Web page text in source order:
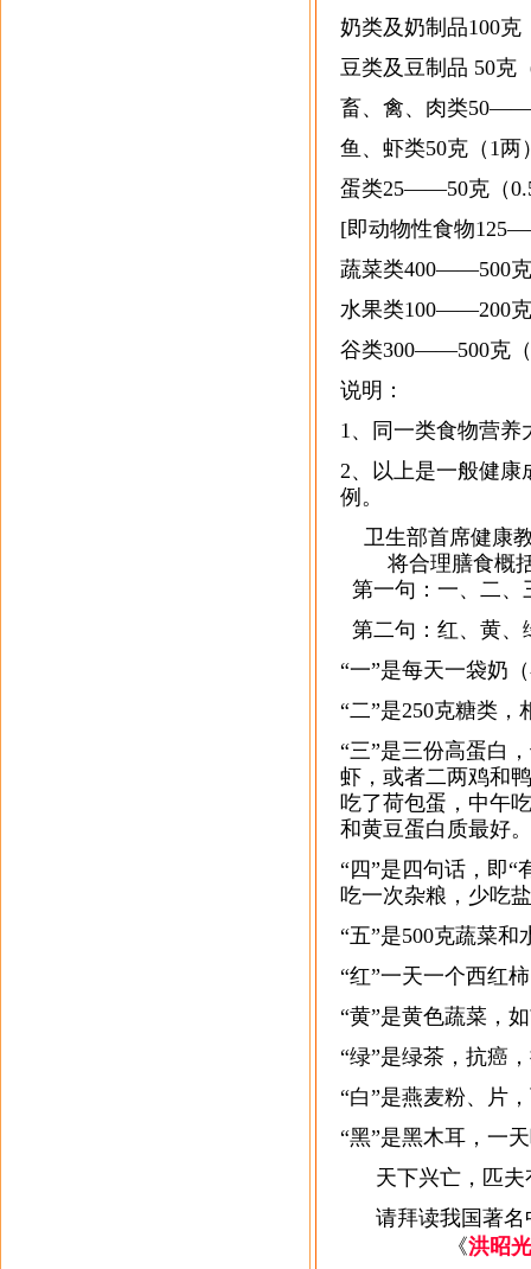
奶类及奶制品100克
豆类及豆制品 50克
畜、禽、肉类
鱼、虾类50克（1两
蛋类25——50克（
[即动物性食物
蔬菜类400——500
水果类100——200
谷类300——500克
说明：
1、同一类食物营
2、以上是一般健康
例。
卫生部首席健康
将合理膳食概括
第一句：一、二、
第二句：红、黄、
“一”是每天一袋奶
“二”是250克糖类
“三”是三份高蛋白
虾，或者二两鸡和
吃了荷包蛋，中午
和黄豆蛋白质最好。
“四”是四句话，即“
吃一次杂粮，少吃
“五”是500克蔬菜
“红”一天一个西红
“黄”是黄色蔬菜，
“绿”是绿茶，抗癌
“白”是燕麦粉、片
“黑”是黑木耳，一
天下兴亡，匹夫
请拜读我国著名
《洪昭光